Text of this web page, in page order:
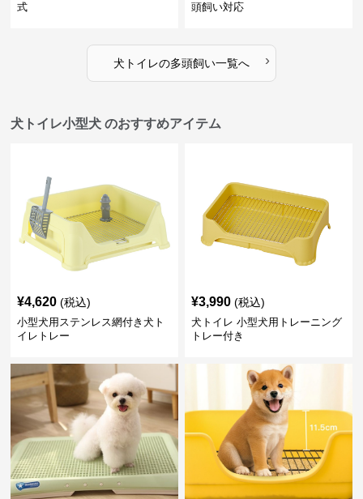
式
頭飼い対応
犬トイレの多頭飼い一覧へ ›
犬トイレ小型犬 のおすすめアイテム
¥4,620 (税込)
小型犬用ステンレス網付き犬ト
イレトレー
¥3,990 (税込)
犬トイレ 小型犬用トレーニング
トレー付き